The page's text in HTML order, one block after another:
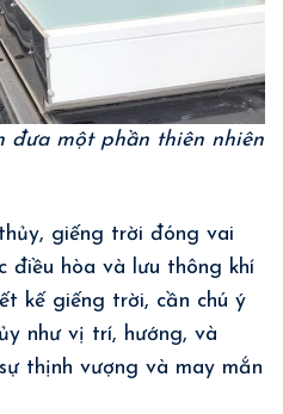
đưa một phần thiên nhiên
giếng trời đóng vai
điều hòa và lưu thông khí
kế giếng trời, cần chú ý
như vị trí, hướng, và
thịnh vượng và may mắn